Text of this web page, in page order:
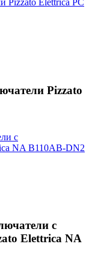
Pizzato
с
Elettrica NA